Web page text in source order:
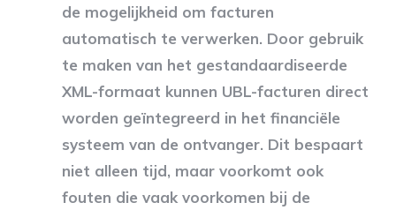
de mogelijkheid om facturen
automatisch te verwerken. Door gebruik
te maken van het gestandaardiseerde
XML-formaat kunnen UBL-facturen direct
worden geïntegreerd in het financiële
systeem van de ontvanger. Dit bespaart
niet alleen tijd, maar voorkomt ook
fouten die vaak voorkomen bij de